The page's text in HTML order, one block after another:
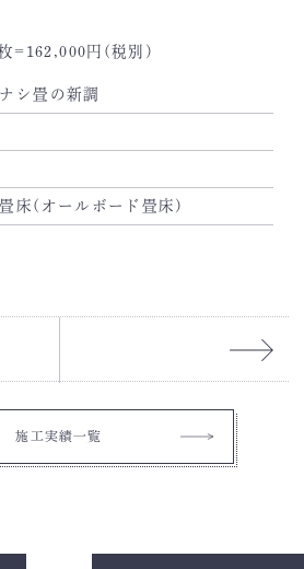
=162,000円(税別)
シ畳の新調
床(オールボード畳床)
施工実績一覧